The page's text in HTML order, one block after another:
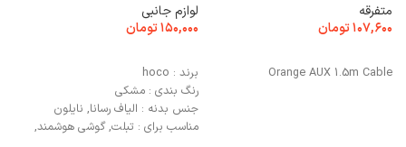
متفرقه
۱۰۷,۶۰۰تومان
Orange AUX 1.5m Cable
لوازم جانبی
۱۵۰,۰۰۰تومان
برند : hoco
رنگ بندی : مشکی
جنس بدنه : الیاف رسانا, نایلون
مناسب برای : تبلت, گوشی هوشمند,